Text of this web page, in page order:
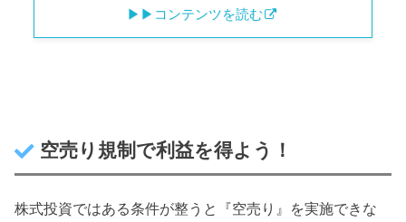
▶︎▶︎コンテンツを読む
空売り規制で利益を得よう！
株式投資ではある条件が整うと『空売り』を実施できな